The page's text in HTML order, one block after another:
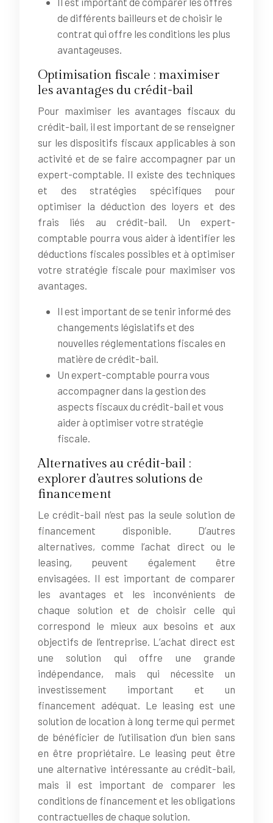
de différents bailleurs et de choisir le
contrat qui offre les conditions les plus
avantageuses.
Optimisation fiscale : maximiser
les avantages du crédit-bail
Pour maximiser les avantages fiscaux du
crédit-bail, il est important de se renseigner
sur les dispositifs fiscaux applicables à son
activité et de se faire accompagner par un
expert-comptable. Il existe des techniques
et des stratégies spécifiques pour
optimiser la déduction des loyers et des
frais liés au crédit-bail. Un expert-
comptable pourra vous aider à identifier les
déductions fiscales possibles et à optimiser
votre stratégie fiscale pour maximiser vos
avantages.
Il est important de se tenir informé des
changements législatifs et des
nouvelles réglementations fiscales en
matière de crédit-bail.
Un expert-comptable pourra vous
accompagner dans la gestion des
aspects fiscaux du crédit-bail et vous
aider à optimiser votre stratégie
fiscale.
Alternatives au crédit-bail :
explorer d’autres solutions de
financement
Le crédit-bail n’est pas la seule solution de
financement disponible. D’autres
alternatives, comme l’achat direct ou le
leasing, peuvent également être
envisagées. Il est important de comparer
les avantages et les inconvénients de
chaque solution et de choisir celle qui
correspond le mieux aux besoins et aux
objectifs de l’entreprise. L’achat direct est
une solution qui offre une grande
indépendance, mais qui nécessite un
investissement important et un
financement adéquat. Le leasing est une
solution de location à long terme qui permet
de bénéficier de l’utilisation d’un bien sans
en être propriétaire. Le leasing peut être
une alternative intéressante au crédit-bail,
mais il est important de comparer les
conditions de financement et les obligations
contractuelles de chaque solution.